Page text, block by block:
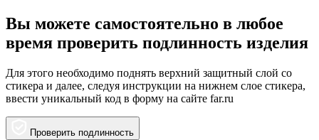
Вы можете самостоятельно в любое
время проверить подлинность изделия
Для этого необходимо поднять верхний защитный слой со
стикера и далее, следуя инструкции на нижнем слое стикера,
ввести уникальный код в форму на сайте far.ru
Проверить подлинность